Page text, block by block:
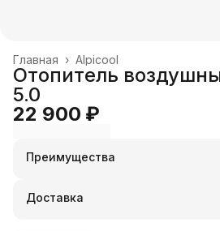
Alpicool
Главная ›
Отопитель
5.0
22 900 ₽
Преимущества
Оплата частями в Сплит
Удобный возврат
Доставка